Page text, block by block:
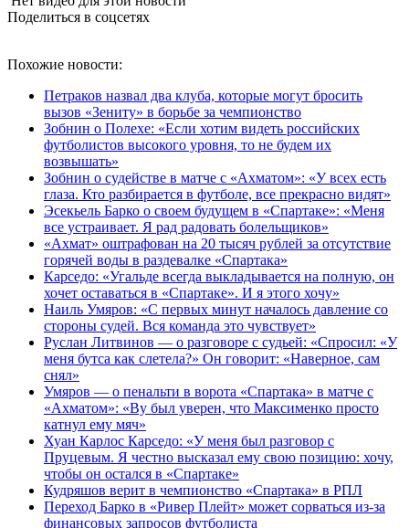
Поделиться в соцсетях
Похожие новости:
Петраков назвал два клуба, которые могут бросить
вызов «Зениту» в борьбе за чемпионство
Зобнин о Полехе: «Если хотим видеть российских
футболистов высокого уровня, то не будем их
возвышать»
Зобнин о судействе в матче с «Ахматом»: «У всех есть
глаза. Кто разбирается в футболе, все прекрасно видят»
Эсекьель Барко о своем будущем в «Спартаке»: «Меня
все устраивает. Я рад радовать болельщиков»
«Ахмат» оштрафован на 20 тысяч рублей за отсутствие
горячей воды в раздевалке «Спартака»
Карседо: «Угальде всегда выкладывается на полную, он
хочет оставаться в «Спартаке». И я этого хочу»
Наиль Умяров: «С первых минут началось давление со
стороны судей. Вся команда это чувствует»
Руслан Литвинов — о разговоре с судьей: «Спросил: «У
меня бутса как слетела?» Он говорит: «Наверное, сам
снял»
Умяров — о пенальти в ворота «Спартака» в матче с
«Ахматом»: «Ву был уверен, что Максименко просто
катнул ему мяч»
Хуан Карлос Карседо: «У меня был разговор с
Пруцевым. Я честно высказал ему свою позицию: хочу,
чтобы он остался в «Спартаке»
Кудряшов верит в чемпионство «Спартака» в РПЛ
Переход Барко в «Ривер Плейт» может сорваться из‑за
финансовых запросов футболиста